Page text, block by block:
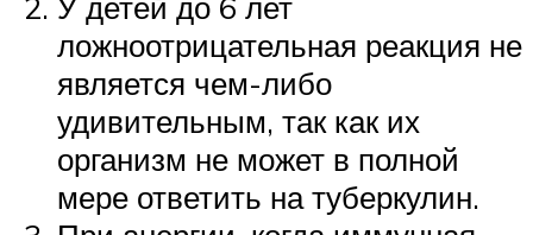
ложноотрицательная реакция не
является чем-либо
удивительным, так как их
организм не может в полной
мере ответить на туберкулин.